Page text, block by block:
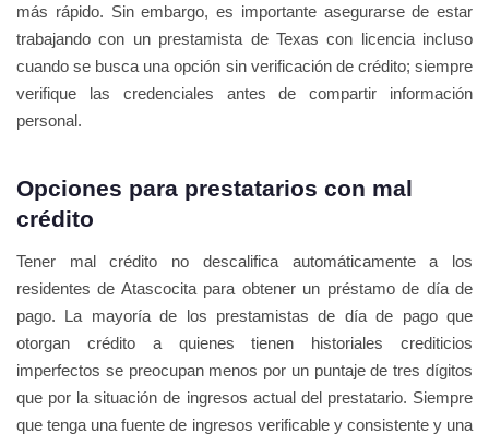
más rápido. Sin embargo, es importante asegurarse de estar
trabajando con un prestamista de Texas con licencia incluso
cuando se busca una opción sin verificación de crédito; siempre
verifique las credenciales antes de compartir información
personal.
Opciones para prestatarios con mal
crédito
Tener mal crédito no descalifica automáticamente a los
residentes de Atascocita para obtener un préstamo de día de
pago. La mayoría de los prestamistas de día de pago que
otorgan crédito a quienes tienen historiales crediticios
imperfectos se preocupan menos por un puntaje de tres dígitos
que por la situación de ingresos actual del prestatario. Siempre
que tenga una fuente de ingresos verificable y consistente y una